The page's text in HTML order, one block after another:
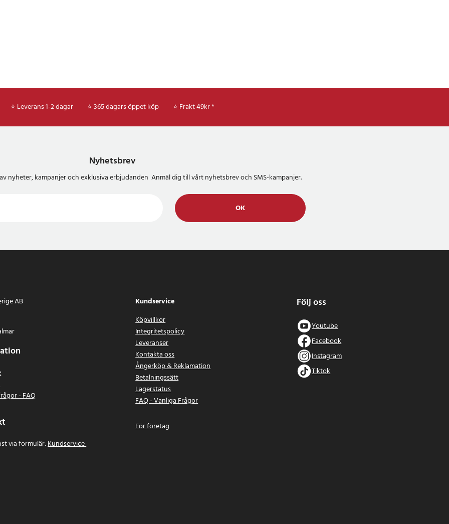
⭐ Leverans 1-2 dagar ⭐ 365 dagars öppet köp ⭐ Frakt 49kr *
Nyhetsbrev
nyheter, kampanjer och exklusiva erbjudanden Anmäl dig till vårt nyhetsbrev och SMS-kampanjer.
OK
AB
- FAQ
via formulär:Kundservice
Kundservice
Köpvillkor
Integritetspolicy
Leveranser
Kontakta oss
Ångerköp & Reklamation
Betalningssätt
Lagerstatus
FAQ - Vanliga Frågor
För företag
Följ oss
Youtube
Facebook
Instagram
Tiktok